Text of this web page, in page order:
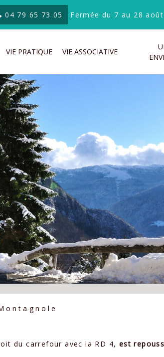
04 79 65 73 05 Fermée du 7 au 28
VIE PRATIQUE VIE ASSOCIATIVE
du carrefour avec la RD 4, est